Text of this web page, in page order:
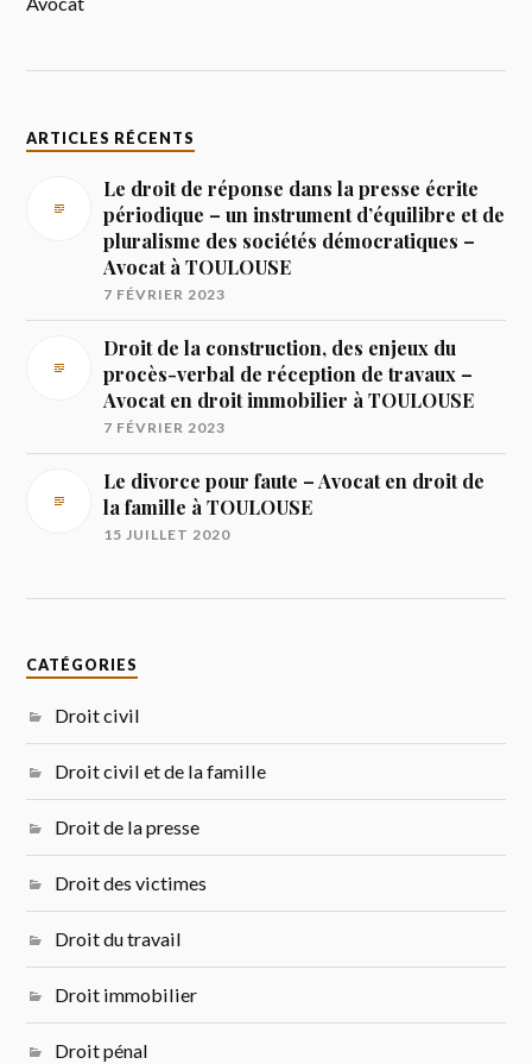
ARTICLES RÉCENTS
Le droit de réponse dans la presse écrite
périodique – un instrument d’équilibre et de
pluralisme des sociétés démocratiques –
Avocat à TOULOUSE
7 FÉVRIER 2023
Droit de la construction, des enjeux du
procès-verbal de réception de travaux –
Avocat en droit immobilier à TOULOUSE
7 FÉVRIER 2023
Le divorce pour faute – Avocat en droit de
la famille à TOULOUSE
15 JUILLET 2020
CATÉGORIES
Droit civil
Droit civil et de la famille
Droit de la presse
Droit des victimes
Droit du travail
Droit immobilier
Droit pénal